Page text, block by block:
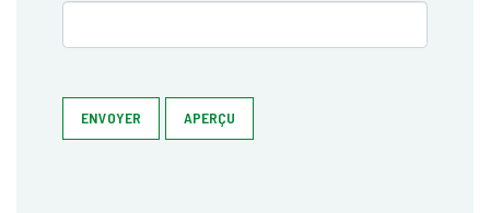
ENVOYER APERÇU